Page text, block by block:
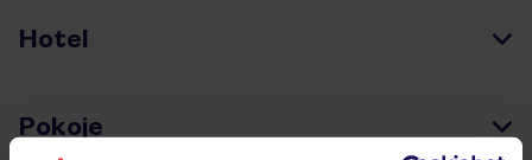
Hotel
Pokoje